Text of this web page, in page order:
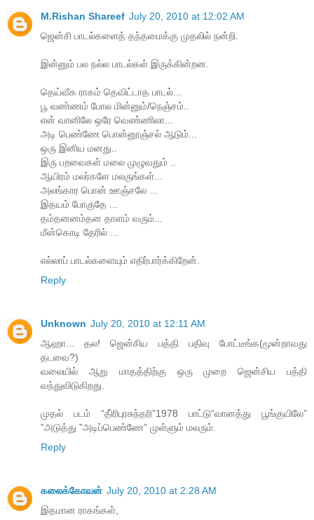
M.Rishan Shareef July 20, 2010 at 12:02 AM
ஜென்சி பாடல்களைத் தந்தமைக்கு முதலில் நன்றி.
இன்னும் பல நல்ல பாடல்கள் இருக்கின்றன.
தெய்வீக ராகம் தெவிட்டாத பாடல்...
பூ வண்ணம் போல மின்னும்/நெஞ்சம்..
என் வானிலே ஒரே வெண்ணிலா...
அடி பெண்ணே பொன்னூஞ்சல் ஆடும்...
ஒரு இனிய மனது..
இரு பறவைகள் மலை முழுவதும் ..
ஆயிரம் மலர்களே மலருங்கள்...
அலங்கார பொன் ஊஞ்சலே ...
இதயம் போகுதே ...
தம்தனனம்தன தாளம் வரும்...
மீன்கொடி தேரில் ...
எல்லாப் பாடல்களையும் எதிர்பார்க்கிறேன்.
Reply
Unknown July 20, 2010 at 12:11 AM
ஆஹா... தல! ஜென்சிய பத்தி பதிவு போட்டீங்க(மூன்றாவது
தடவை?)
வலையில் ஆறு மாதத்திற்கு ஒரு முறை ஜென்சிய பத்தி
வந்துவிடுகிறது.
முதல் படம் “தி்ரிபுரசுந்தரி”1978 பாட்டு“வானத்து பூங்குயிலே”
”அடுத்து ”அடிப்பெண்ணே” முள்ளும் மலரும்.
Reply
கலைக்கோவன் July 20, 2010 at 2:28 AM
இதமான ராகங்கள்,